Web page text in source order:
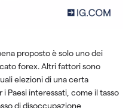
proposto è solo uno dei
forex. Altri fattori sono
elezioni di una certa
Paesi interessati, come il tasso
di disoccupazione,